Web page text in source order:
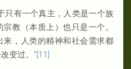
只有一个真主，人类是一个族
教（本质上）也只是一个。
来，人类的精神和社会需求都
变过。”[11]